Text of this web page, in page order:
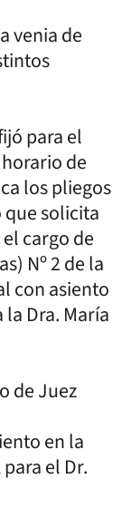
venia de
para el
de
los pliegos
solicita
cargo de
Nº 2 de la
con asiento
Dra. María
de Juez
en la
el Dr.